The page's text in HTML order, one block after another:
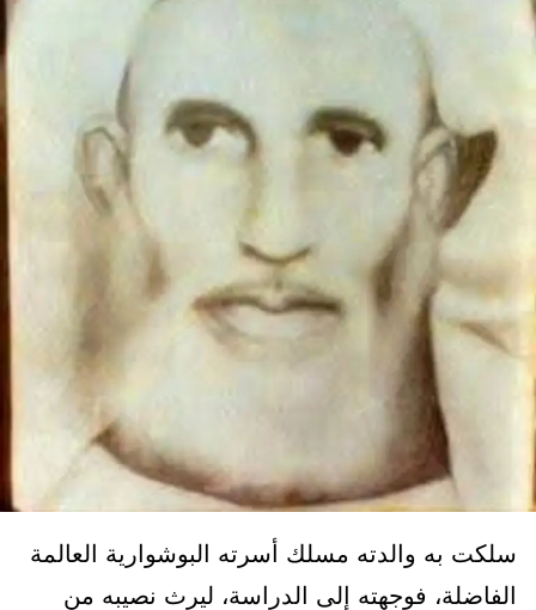
سلكت به والدته مسلك أسرته البوشوارية العالمة
الفاضلة، فوجهته إلى الدراسة، ليرث نصيبه من